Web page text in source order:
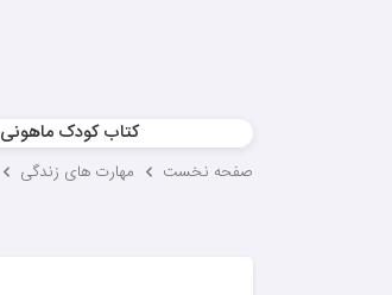
کتاب کودک ماهونی
صفحه نخست مهارت های زندگی